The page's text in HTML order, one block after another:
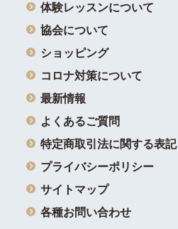
体験レッスンについて
協会について
ショッピング
コロナ対策について
最新情報
よくあるご質問
特定商取引法に関する表記
プライバシーポリシー
サイトマップ
各種お問い合わせ